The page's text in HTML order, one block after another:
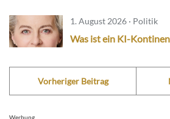
1. August 2026 · Politik
Was ist ein KI-
Vorheriger Beitrag
Werbung